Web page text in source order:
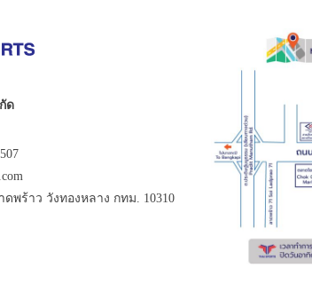
ด
พร้าว วังทองหลาง กทม. 10310